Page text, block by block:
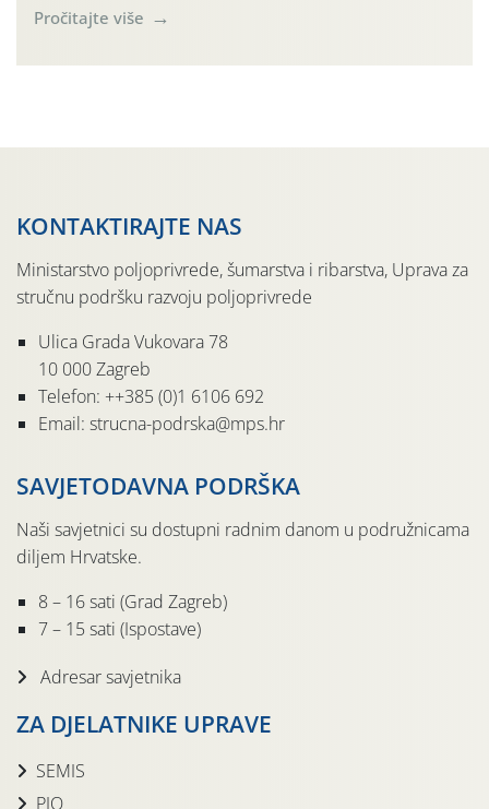
(Rhagoletis completa). Niska brojnost može se objasniti
činjenicom da je riječ o mladim nasadima s vrlo malim
Pročitajte više
KONTAKTIRAJTE NAS
Ministarstvo poljoprivrede, šumarstva i ribarstva, Uprava za
stručnu podršku razvoju poljoprivrede
Ulica Grada Vukovara 78
10 000 Zagreb
Telefon: ++385 (0)1 6106 692
Email: strucna-podrska@mps.hr
SAVJETODAVNA PODRŠKA
Naši savjetnici su dostupni radnim danom u podružnicama
diljem Hrvatske.
8 – 16 sati (Grad Zagreb)
7 – 15 sati (Ispostave)
Adresar savjetnika
ZA DJELATNIKE UPRAVE
SEMIS
PIO